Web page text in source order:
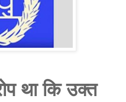
था कि उक्त